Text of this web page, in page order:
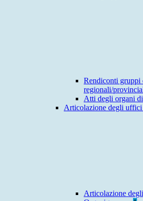
Rendiconti gruppi
regionali/
Atti degli organi
Articolazione degli uffici
Articolazione